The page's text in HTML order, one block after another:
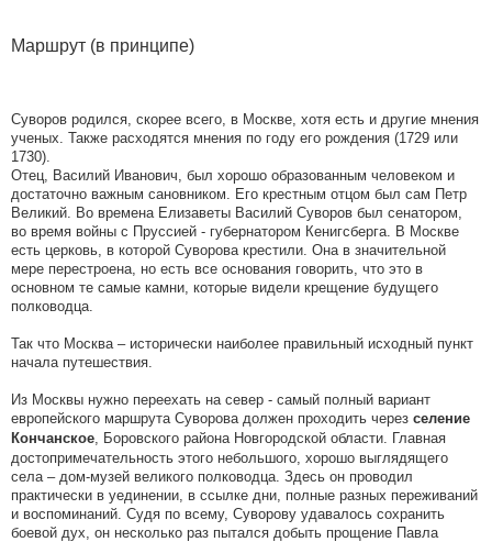
Маршрут (в принципе)
Суворов родился, скорее всего, в Москве, хотя есть и другие мнения
ученых. Также расходятся мнения по году его рождения (1729 или
1730).
Отец, Василий Иванович, был хорошо образованным человеком и
достаточно важным сановником. Его крестным отцом был сам Петр
Великий. Во времена Елизаветы Василий Суворов был сенатором,
во время войны с Пруссией - губернатором Кенигсберга. В Москве
есть церковь, в которой Суворова крестили. Она в значительной
мере перестроена, но есть все основания говорить, что это в
основном те самые камни, которые видели крещение будущего
полководца.
Так что Москва – исторически наиболее правильный исходный пункт
начала путешествия.
Из Москвы нужно переехать на север - самый полный вариант
европейского маршрута Суворова должен проходить через селение
Кончанское, Боровского района Новгородской области. Главная
достопримечательность этого небольшого, хорошо выглядящего
села – дом-музей великого полководца. Здесь он проводил
практически в уединении, в ссылке дни, полные разных переживаний
и воспоминаний. Судя по всему, Суворову удавалось сохранить
боевой дух, он несколько раз пытался добыть прощение Павла